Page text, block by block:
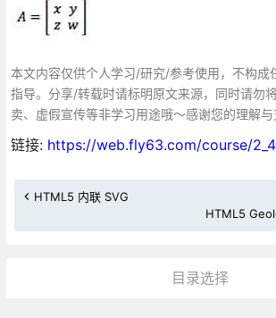
本文内容仅供个人学习/研究/参考使用，不构成
指导。分享/转载时请标明原文来源，同时请勿
卖、虚假宣传等非学习用途哦～感谢您的理解与
链接: https://web.fly63.com/course/
HTML5 内联 SVG
HTML5
目录选择